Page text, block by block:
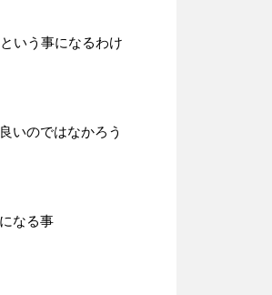
いう事になるわけ
いのではなかろう
なる事